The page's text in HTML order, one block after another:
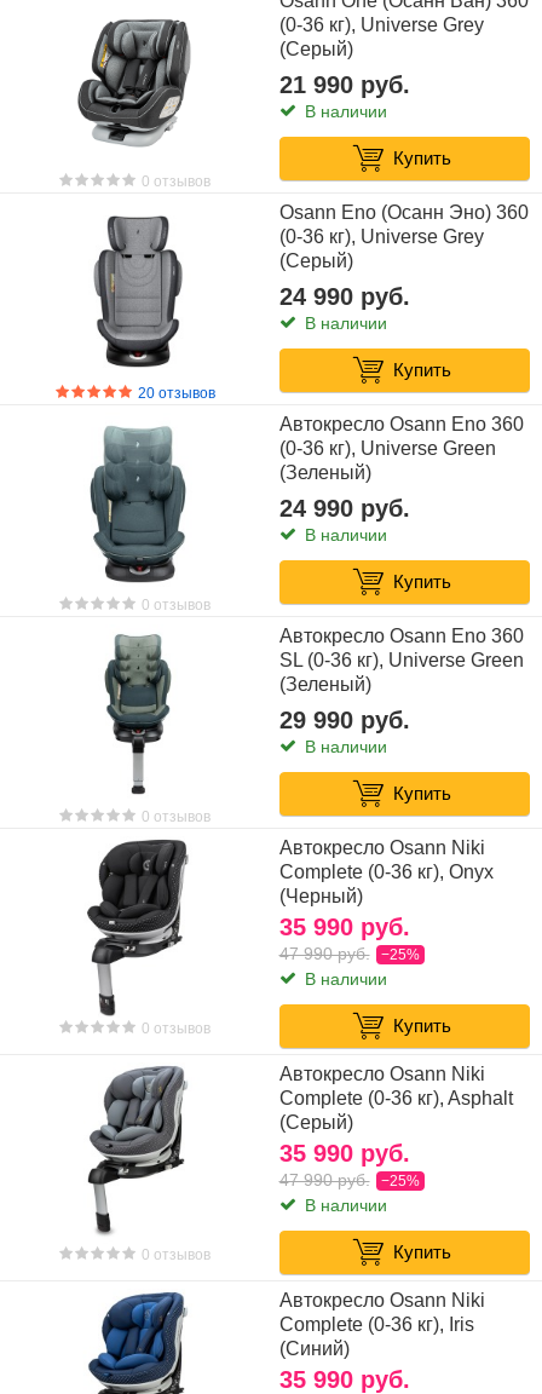
0 отзывов
(0-36 кг), Universe Grey
(Серый)
21 990 руб.
В наличии
Купить
20 отзывов
Osann Eno (Осанн Эно) 360
(0-36 кг), Universe Grey
(Серый)
24 990 руб.
В наличии
Купить
0 отзывов
Автокресло Osann Eno 360
(0-36 кг), Universe Green
(Зеленый)
24 990 руб.
В наличии
Купить
0 отзывов
Автокресло Osann Eno 360
SL (0-36 кг), Universe Green
(Зеленый)
29 990 руб.
В наличии
Купить
0 отзывов
Автокресло Osann Niki
Complete (0-36 кг), Onyx
(Черный)
35 990 руб.
47 990 руб. −25%
В наличии
Купить
0 отзывов
Автокресло Osann Niki
Complete (0-36 кг), Asphalt
(Серый)
35 990 руб.
47 990 руб. −25%
В наличии
Купить
Автокресло Osann Niki
Complete (0-36 кг), Iris
(Синий)
35 990 руб.